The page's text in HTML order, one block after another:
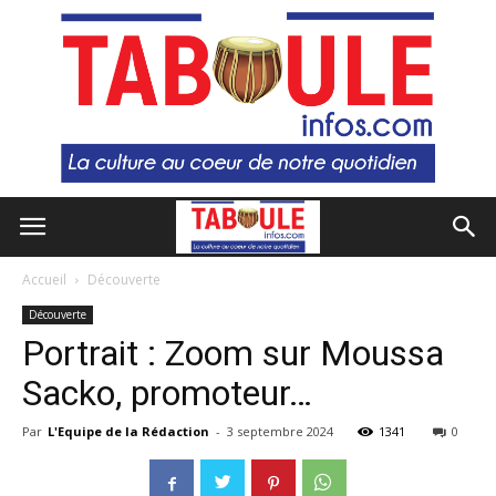
Accueil Découverte
Découverte
Portrait : Zoom sur Moussa
Sacko, promoteur…
Par L'Equipe de la Rédaction - 3 septembre 2024 1341 0